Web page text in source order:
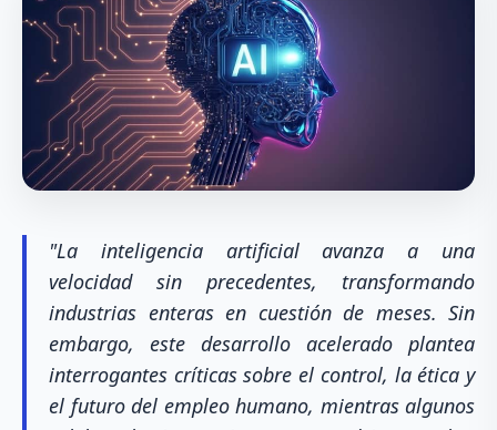
"La inteligencia artificial avanza a una
velocidad sin precedentes, transformando
industrias enteras en cuestión de meses. Sin
embargo, este desarrollo acelerado plantea
interrogantes críticas sobre el control, la ética y
el futuro del empleo humano, mientras algunos